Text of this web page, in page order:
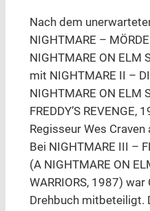
Nach dem
NIGHTMARE –
NIGHTMARE ON ELM
mit NIGHTMARE II –
NIGHTMARE ON ELM
FREDDY’S
Regisseur Wes
Bei NIGHTMARE III –
(A NIGHTMARE ON
WARRIORS, 1987)
Drehbuch mitbeteiligt.